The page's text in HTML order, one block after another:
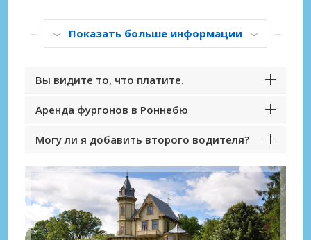
Показать больше информации
Вы видите то, что платите.
Аренда фургонов в Роннебю
Могу ли я добавить второго водителя?